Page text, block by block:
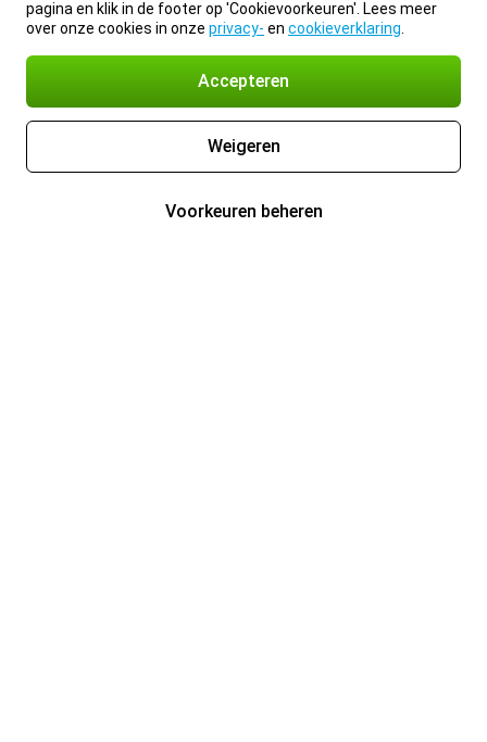
pagina en klik in de footer op 'Cookievoorkeuren'. Lees meer
over onze cookies in onze privacy- en cookieverklaring
Accepteren
Weigeren
Voorkeuren beheren